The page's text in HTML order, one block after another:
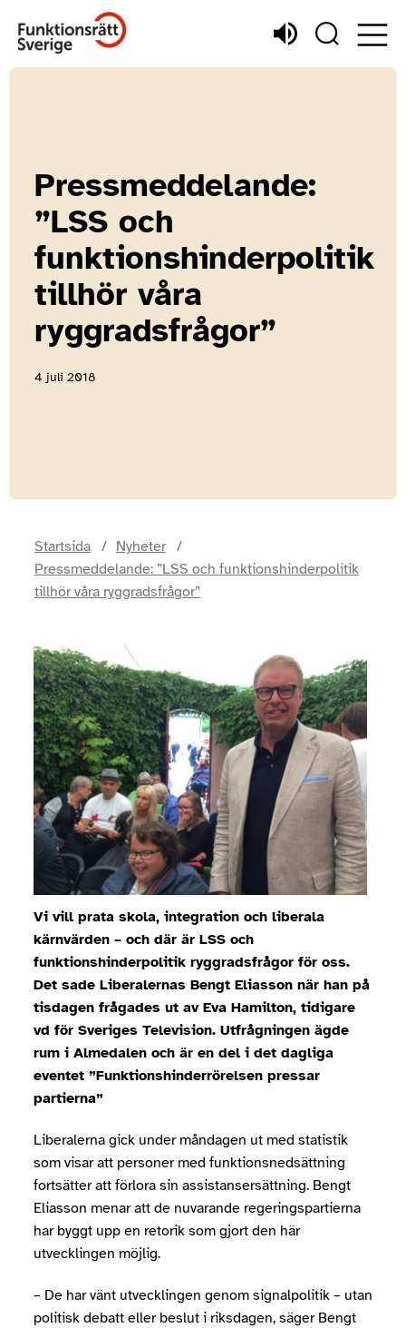
Pressmeddelande:
”LSS och
funktionshinderpolitik
tillhör våra
ryggradsfrågor”
4 juli 2018
Startsida
Nyheter
Pressmeddelande: ”LSS och funktionshinderpolitik
tillhör våra ryggradsfrågor”
Vi vill prata skola, integration och liberala
kärnvärden – och där är LSS och
funktionshinderpolitik ryggradsfrågor för oss.
Det sade Liberalernas Bengt Eliasson när han på
tisdagen frågades ut av Eva Hamilton, tidigare
vd för Sveriges Television. Utfrågningen ägde
rum i Almedalen och är en del i det dagliga
eventet ”Funktionshinderrörelsen pressar
partierna”
Liberalerna gick under måndagen ut med statistik
som visar att personer med funktionsnedsättning
fortsätter att förlora sin assistansersättning. Bengt
Eliasson menar att de nuvarande regeringspartierna
har byggt upp en retorik som gjort den här
utvecklingen möjlig.
– De har vänt utvecklingen genom signalpolitik – utan
politisk debatt eller beslut i riksdagen, säger Bengt